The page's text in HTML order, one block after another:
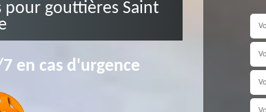
pour gouttières Saint
en cas d'urgence